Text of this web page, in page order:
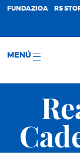
FUNDAZIOA RS
MENÚ